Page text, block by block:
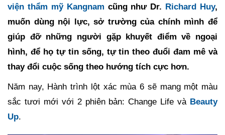
viện thẩm mỹ Kangnam cũng như Dr. Richard Huy,
muốn dùng nội lực, sở trường của chính mình để
giúp đỡ những người gặp khuyết điểm về ngoại
hình, để họ tự tin sống, tự tin theo đuổi đam mê và
thay đổi cuộc sống theo hướng tích cực hơn.
Năm nay, Hành trình lột xác mùa 6 sẽ mang một màu
sắc tươi mới với 2 phiên bản: Change Life và Beauty
Up.